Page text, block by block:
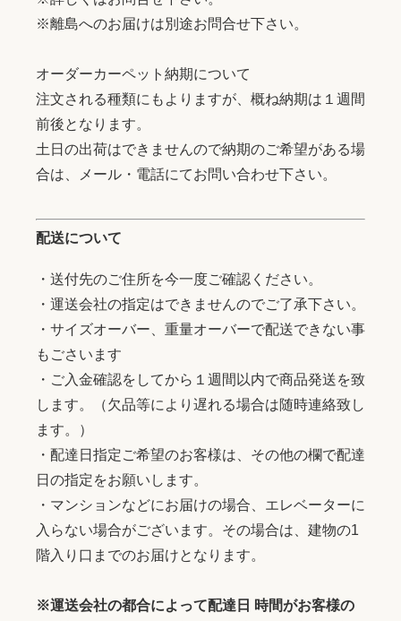
※離島へのお届けは別途お問合せ下さい。
オーダーカーペット納期について
注文される種類にもよりますが、概ね納期は１週間
前後となります。
土日の出荷はできませんので納期のご希望がある場
合は、メール・電話にてお問い合わせ下さい。
配送について
・送付先のご住所を今一度ご確認ください。
・運送会社の指定はできませんのでご了承下さい。
・サイズオーバー、重量オーバーで配送できない事
もごさいます
・ご入金確認をしてから１週間以内で商品発送を致
します。（欠品等により遅れる場合は随時連絡致し
ます。）
・配達日指定ご希望のお客様は、その他の欄で配達
日の指定をお願いします。
・マンションなどにお届けの場合、エレベーターに
入らない場合がございます。その場合は、建物の1
階入り口までのお届けとなります。
※運送会社の都合によって配達日 時間がお客様の